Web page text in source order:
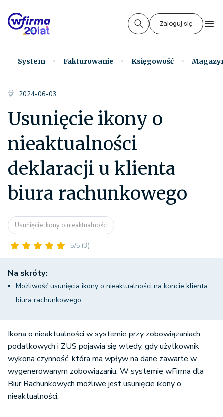
Zaloguj się
System Fakturowanie Księgowość
2024-06-03
Usunięcie ikony o
nieaktualności
deklaracji u klienta
biura rachunkowego
Usunięcie ikony o nieaktualności
5/5 (3)
Na skróty:
Możliwość usunięcia ikony o nieaktualności na koncie klienta
biura rachunkowego
Ikona o nieaktualności w systemie przy zobowiązaniach
podatkowych i ZUS pojawia się wtedy, gdy użytkownik
wykona czynność, która ma wpływ na dane zawarte w
wygenerowanym zobowiązaniu. W systemie wFirma dla
Biur Rachunkowych możliwe jest usunięcie ikony o
nieaktualności.